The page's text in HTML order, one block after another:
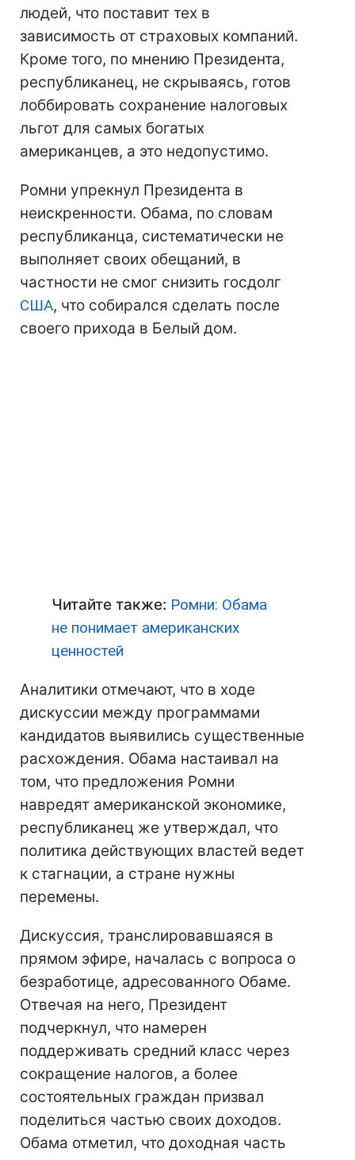
людей, что поставит тех в
зависимость от страховых компаний.
Кроме того, по мнению Президента,
республиканец, не скрываясь, готов
лоббировать сохранение налоговых
льгот для самых богатых
американцев, а это недопустимо.
Ромни упрекнул Президента в
неискренности. Обама, по словам
республиканца, систематически не
выполняет своих обещаний, в
частности не смог снизить госдолг
США, что собирался сделать после
своего прихода в Белый дом.
Читайте также: Ромни: Обама
не понимает американских
ценностей
Аналитики отмечают, что в ходе
дискуссии между программами
кандидатов выявились существенные
расхождения. Обама настаивал на
том, что предложения Ромни
навредят американской экономике,
республиканец же утверждал, что
политика действующих властей ведет
к стагнации, а стране нужны
перемены.
Дискуссия, транслировавшаяся в
прямом эфире, началась с вопроса о
безработице, адресованного Обаме.
Отвечая на него, Президент
подчеркнул, что намерен
поддерживать средний класс через
сокращение налогов, а более
состоятельных граждан призвал
поделиться частью своих доходов.
Обама отметил, что доходная часть